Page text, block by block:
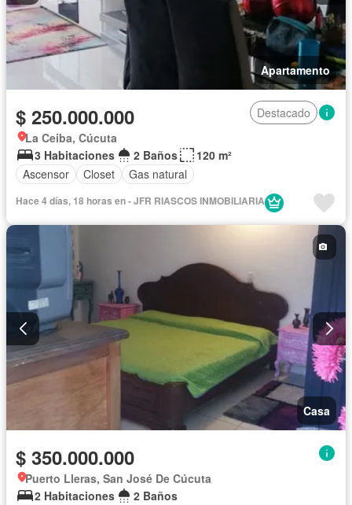
Apartamento
$ 250.000.000
Destacado
La Ceiba, Cúcuta
3 Habitaciones
2 Baños
120 m²
Ascensor
Closet Gas natural
Hace 4 días, 18 horas en - JFR RIASCOS INMOBILIARIA
Casa
$ 350.000.000
Puerto Lleras, San José De Cúcuta
2 Habitaciones
2 Baños